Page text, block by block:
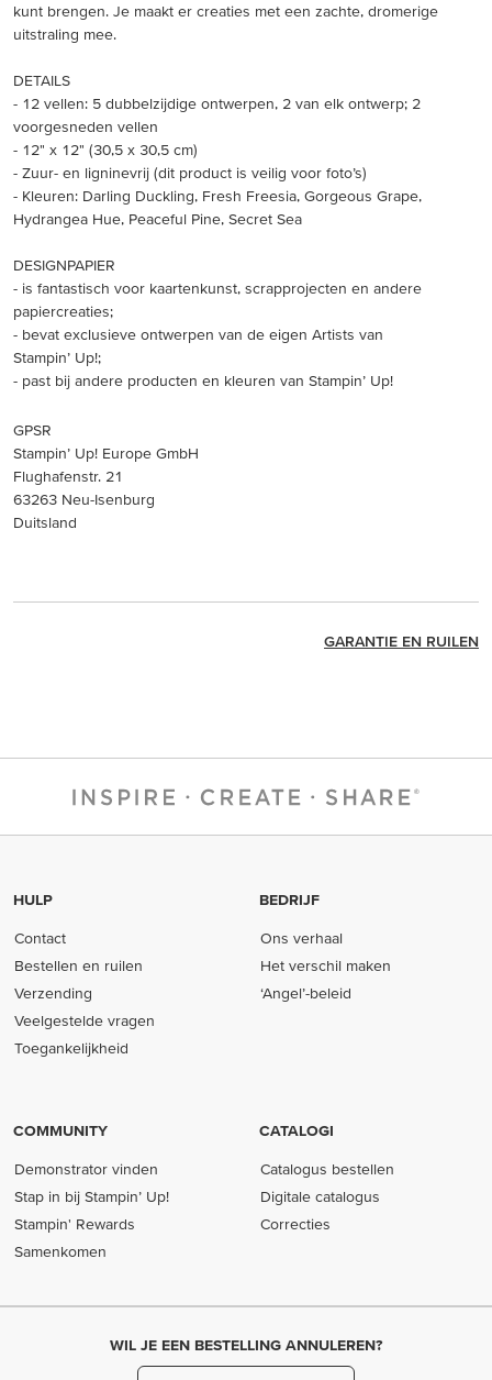
kunt brengen. Je maakt er creaties met een zachte, dromerige
uitstraling mee.
DETAILS
- 12 vellen: 5 dubbelzijdige ontwerpen, 2 van elk ontwerp; 2
voorgesneden vellen
- 12" x 12" (30,5 x 30,5 cm)
- Zuur- en ligninevrij (dit product is veilig voor foto’s)
- Kleuren: Darling Duckling, Fresh Freesia, Gorgeous Grape,
Hydrangea Hue, Peaceful Pine, Secret Sea
DESIGNPAPIER
- is fantastisch voor kaartenkunst, scrapprojecten en andere
papiercreaties;
- bevat exclusieve ontwerpen van de eigen Artists van
Stampin’ Up!;
- past bij andere producten en kleuren van Stampin’ Up!
GPSR
Stampin’ Up! Europe GmbH
Flughafenstr. 21
63263 Neu-Isenburg
Duitsland
GARANTIE EN RUILEN
HULP
Contact
Bestellen en ruilen
Verzending
Veelgestelde vragen
Toegankelijkheid
BEDRIJF
Ons verhaal
Het verschil maken
‘Angel’-beleid
COMMUNITY
Demonstrator vinden
Stap in bij Stampin’ Up!
Stampin' Rewards
Samenkomen
CATALOGI
Catalogus bestellen
Digitale catalogus
Correcties
WIL JE EEN BESTELLING ANNULEREN?